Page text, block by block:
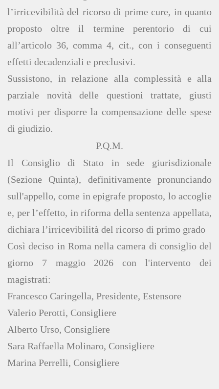
l’irricevibilità del ricorso di prime cure, in quanto
proposto oltre il termine perentorio di cui
all’articolo 36, comma 4, cit., con i conseguenti
effetti decadenziali e preclusivi.
Sussistono, in relazione alla complessità e alla
parziale novità delle questioni trattate, giusti
motivi per disporre la compensazione delle spese
di giudizio.
P.Q.M.
Il Consiglio di Stato in sede giurisdizionale
(Sezione Quinta), definitivamente pronunciando
sull'appello, come in epigrafe proposto, lo accoglie
e, per l’effetto, in riforma della sentenza appellata,
dichiara l’irricevibilità del ricorso di primo grado
Così deciso in Roma nella camera di consiglio del
giorno 7 maggio 2026 con l'intervento dei
magistrati:
Francesco Caringella, Presidente, Estensore
Valerio Perotti, Consigliere
Alberto Urso, Consigliere
Sara Raffaella Molinaro, Consigliere
Marina Perrelli, Consigliere